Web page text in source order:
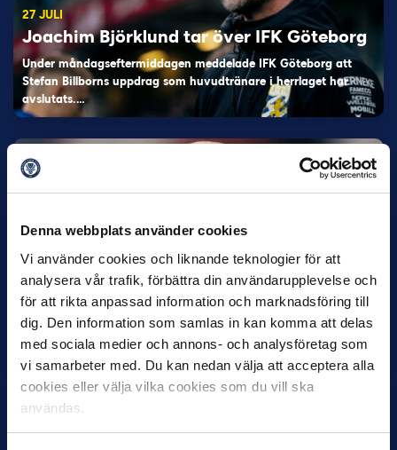
Denna webbplats använder cookies
Vi använder cookies och liknande teknologier för att
analysera vår trafik, förbättra din användarupplevelse och
för att rikta anpassad information och marknadsföring till
dig. Den information som samlas in kan komma att delas
med sociala medier och annons- och analysföretag som
vi samarbeter med. Du kan nedan välja att acceptera alla
cookies eller välja vilka cookies som du vill ska
användas.
27 JULI
Joachim Björklund tar över IFK Göteborg
Under måndagseftermiddagen meddelade IFK Göteborg att
Stefan Billborns uppdrag som huvudtränare i herrlaget har
avslutats.…
30 JUNI
Helstrup ny tränare i Malmö FF
Inleder mot…